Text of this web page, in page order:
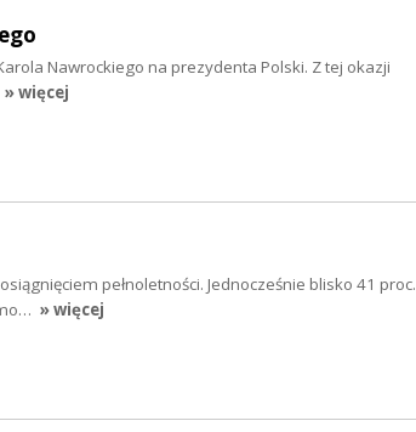
Nawrockiego na prezydenta Polski. Z tej okazji
» więcej
pełnoletności. Jednocześnie blisko 41 proc.
» więcej